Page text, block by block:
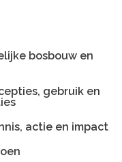
bosbouw en
gebruik en
actie en impact